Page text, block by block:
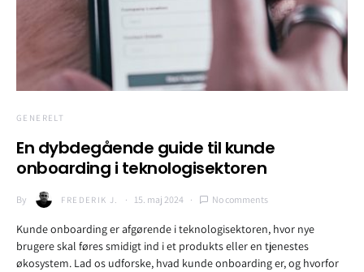
GENERELT
En dybdegående guide til kunde
onboarding i teknologisektoren
By FREDERIK J. 15. maj 2024 No comments
Kunde onboarding er afgørende i teknologisektoren, hvor nye
brugere skal føres smidigt ind i et produkts eller en tjenestes
økosystem. Lad os udforske, hvad kunde onboarding er, og hvorfor